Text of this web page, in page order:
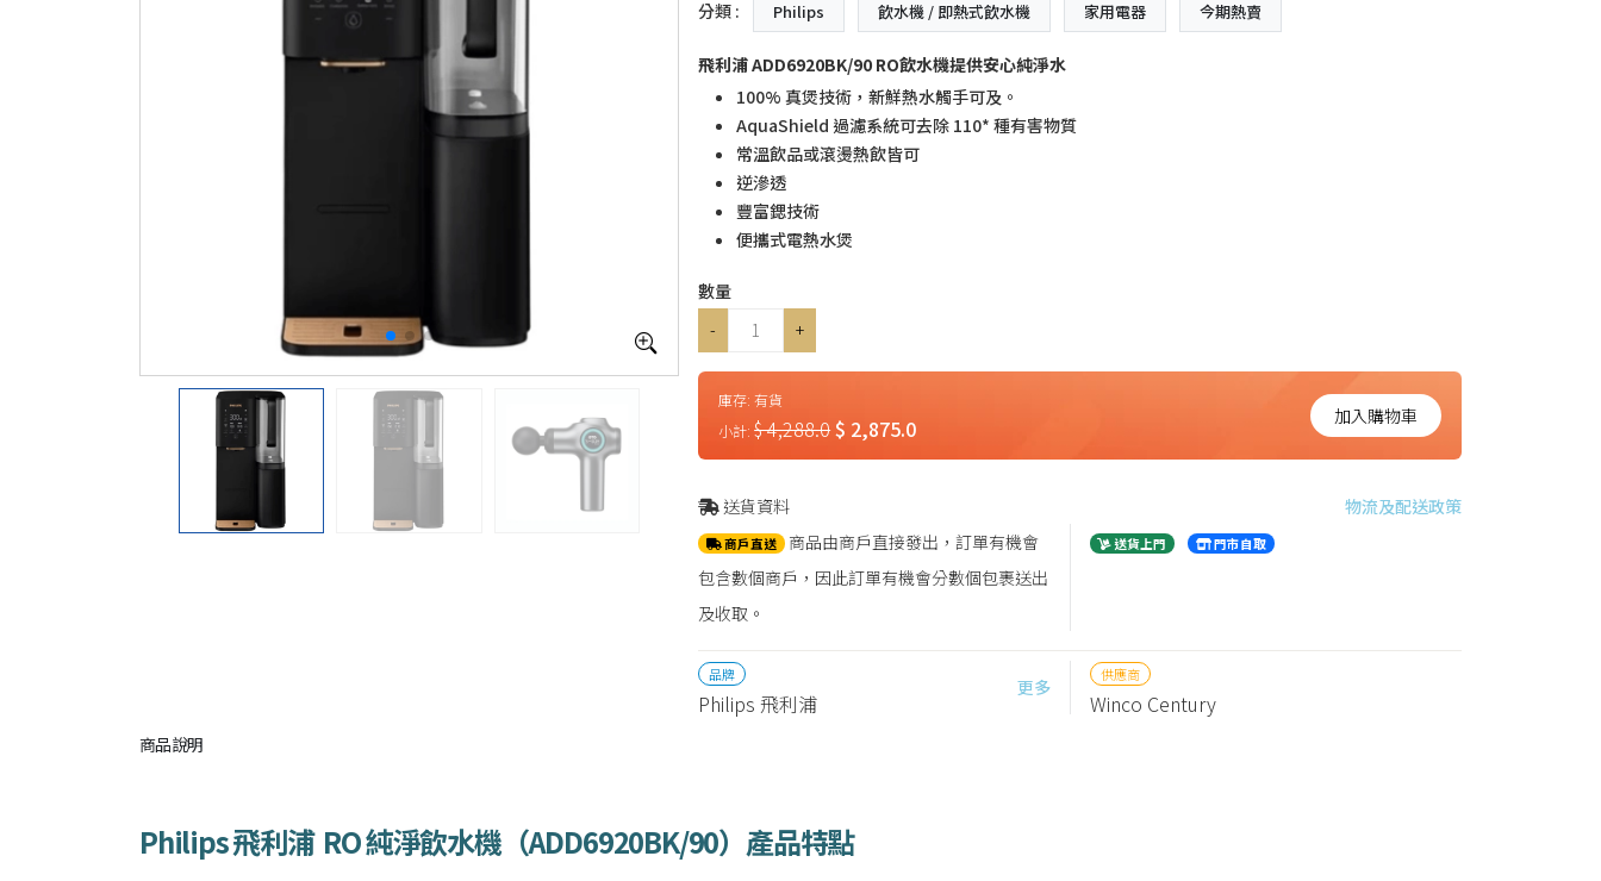
分類 : Philips 飲水機 / 即熱式飲水機 家用電器 今期熱賣
飛利浦ADD6920BK/90 RO飲水機提供安心純淨水
100% 真煲技術，新鮮熱水觸手可及。
AquaShield 過濾系統可去除 110* 種有害物質
常溫飲品或滾燙熱飲皆可
逆滲透
豐富鍶技術
便攜式電熱水煲
數量
-
+
庫存:有貨
小計:$ 4,288.0$ 2,875.0 加入購物車
送貨資料 物流及配送政策
商戶直送 商品由商戶直接發出，訂單有機會
包含數個商戶，因此訂單有機會分數個包裹送出
及收取。
送貨上門 門市自取
品牌
Philips 飛利浦
更多
供應商
Winco Century
商品說明
Philips 飛利浦 RO 純淨飲水機（ADD6920BK/90）產品特點